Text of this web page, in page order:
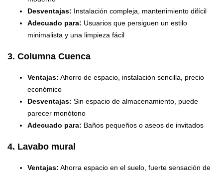
Desventajas: Instalación compleja, mantenimiento difícil
Adecuado para: Usuarios que persiguen un estilo
minimalista y una limpieza fácil
3. Columna Cuenca
Ventajas: Ahorro de espacio, instalación sencilla, precio
económico
Desventajas: Sin espacio de almacenamiento, puede
parecer monótono
Adecuado para: Baños pequeños o aseos de invitados
4. Lavabo mural
Ventajas: Ahorra espacio en el suelo, fuerte sensación de